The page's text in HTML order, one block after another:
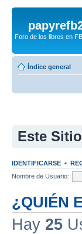
Foro de los libros en
Índice general
Este
IDENTIFICARSE •
Nombre de Usuario:
¿QUIÉN
Hay 25